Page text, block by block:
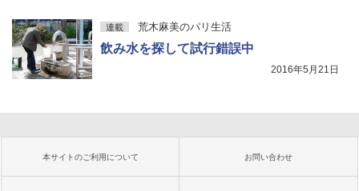
連載 荒木麻美のパリ生活
飲み水を探して試行錯誤中
2016年5月21日
本サイトのご利用について お問い合わせ